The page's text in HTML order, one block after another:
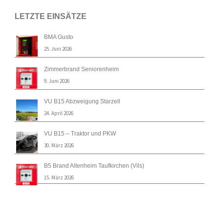
LETZTE EINSÄTZE
BMA Gusto
25. Juni 2026
Zimmerbrand Seniorenheim
9. Juni 2026
VU B15 Abzweigung Starzell
24. April 2026
VU B15 – Traktor und PKW
30. März 2026
B5 Brand Altenheim Taufkirchen (Vils)
15. März 2026